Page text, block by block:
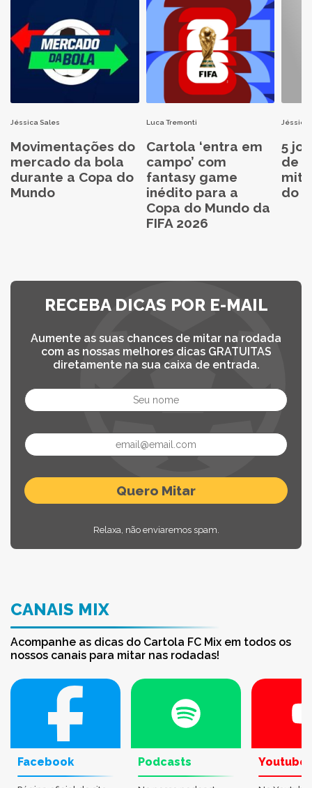
Jéssica Sales
Movimentações do
mercado da bola
durante a Copa do
Mundo
Luca Tremonti
Cartola ‘entra em
campo’ com
fantasy game
inédito para a
Copa do Mundo da
FIFA 2026
Jéssica
5
de
do
RECEBA DICAS POR E-MAIL
Aumente as suas chances de mitar na rodada
com as nossas melhores dicas GRATUITAS
diretamente na sua caixa de entrada.
Relaxa, não enviaremos spam.
CANAIS MIX
Acompanhe as dicas do Cartola FC Mix em todos os
nossos canais para mitar nas rodadas!
Facebook Podcasts Youtube